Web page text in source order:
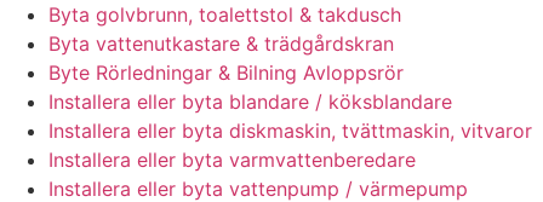
Byta golvbrunn, toalettstol & takdusch
Byta vattenutkastare & trädgårdskran
Byte Rörledningar & Bilning Avloppsrör
Installera eller byta blandare / köksblandare
Installera eller byta diskmaskin, tvättmaskin, vitvaror
Installera eller byta varmvattenberedare
Installera eller byta vattenpump / värmepump